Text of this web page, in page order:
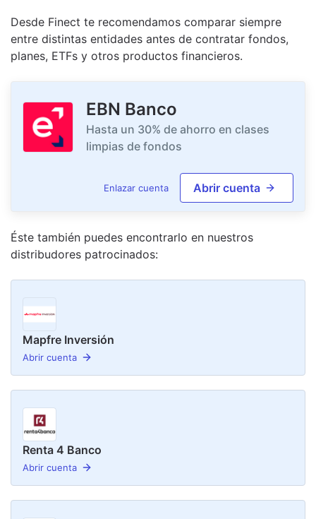
Desde Finect te recomendamos comparar siempre
entre distintas entidades antes de contratar fondos,
planes, ETFs y otros productos financieros.
EBN Banco
Hasta un 30% de ahorro en clases
limpias de fondos
Enlazar cuenta Abrir cuenta
Éste también puedes encontrarlo en nuestros
distribudores patrocinados:
Mapfre Inversión
Abrir cuenta
Renta 4 Banco
Abrir cuenta